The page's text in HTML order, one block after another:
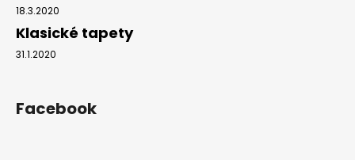
18.3.2020
Klasické tapety
31.1.2020
Facebook